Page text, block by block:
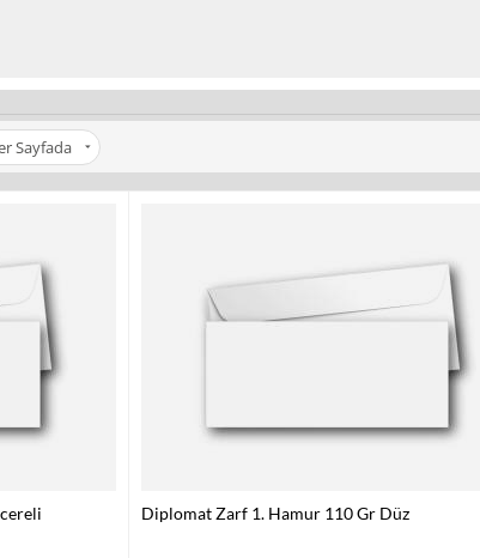
Sayfada
Diplomat Zarf 1. Hamur 110 Gr Düz